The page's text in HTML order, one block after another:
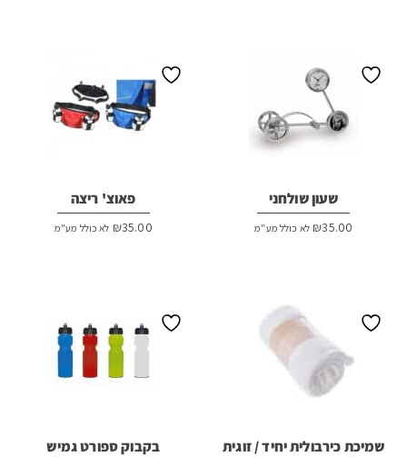
שעון שולחני
₪35.00 לא כולל מע"מ
פאוצ' ריצה
₪35.00 לא כולל מע"מ
שמיכת כירבולית יחיד / זוגית בקבוק ספורט גמיש